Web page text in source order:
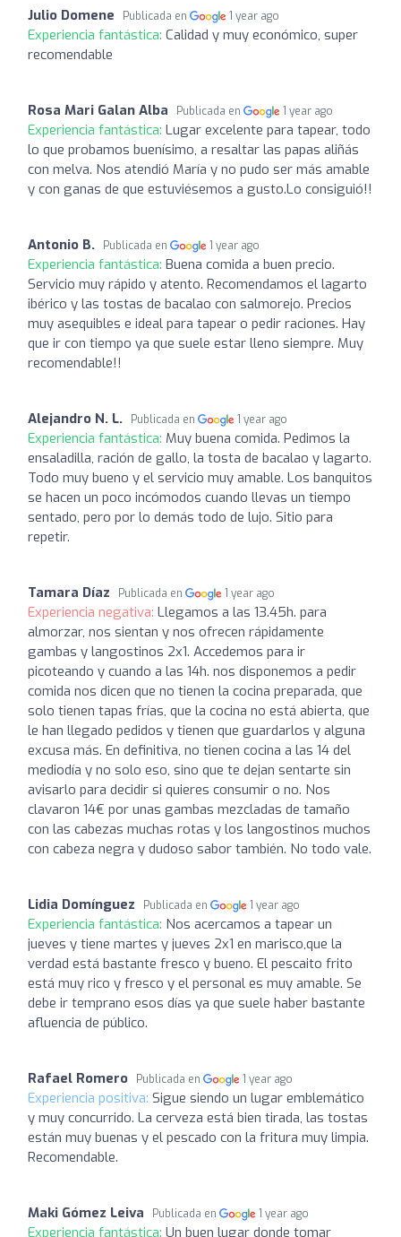
Julio Domene Publicada en 1 year ago
Experiencia fantástica: Calidad y muy económico, super
recomendable
Rosa Mari Galan Alba Publicada en 1 year ago
Experiencia fantástica: Lugar excelente para tapear, todo
lo que probamos buenísimo, a resaltar las papas aliñás
con melva. Nos atendió María y no pudo ser más amable
y con ganas de que estuviésemos a gusto.Lo consiguió!!
Antonio B. Publicada en 1 year ago
Experiencia fantástica: Buena comida a buen precio.
Servicio muy rápido y atento. Recomendamos el lagarto
ibérico y las tostas de bacalao con salmorejo. Precios
muy asequibles e ideal para tapear o pedir raciones. Hay
que ir con tiempo ya que suele estar lleno siempre. Muy
recomendable!!
Alejandro N. L. Publicada en 1 year ago
Experiencia fantástica: Muy buena comida. Pedimos la
ensaladilla, ración de gallo, la tosta de bacalao y lagarto.
Todo muy bueno y el servicio muy amable. Los banquitos
se hacen un poco incómodos cuando llevas un tiempo
sentado, pero por lo demás todo de lujo. Sitio para
repetir.
Tamara Díaz Publicada en 1 year ago
Experiencia negativa: Llegamos a las 13.45h. para
almorzar, nos sientan y nos ofrecen rápidamente
gambas y langostinos 2x1. Accedemos para ir
picoteando y cuando a las 14h. nos disponemos a pedir
comida nos dicen que no tienen la cocina preparada, que
solo tienen tapas frías, que la cocina no está abierta, que
le han llegado pedidos y tienen que guardarlos y alguna
excusa más. En definitiva, no tienen cocina a las 14 del
mediodía y no solo eso, sino que te dejan sentarte sin
avisarlo para decidir si quieres consumir o no. Nos
clavaron 14€ por unas gambas mezcladas de tamaño
con las cabezas muchas rotas y los langostinos muchos
con cabeza negra y dudoso sabor también. No todo vale.
Lidia Domínguez Publicada en 1 year ago
Experiencia fantástica: Nos acercamos a tapear un
jueves y tiene martes y jueves 2x1 en marisco,que la
verdad está bastante fresco y bueno. El pescaito frito
está muy rico y fresco y el personal es muy amable. Se
debe ir temprano esos días ya que suele haber bastante
afluencia de público.
Rafael Romero Publicada en 1 year ago
Experiencia positiva: Sigue siendo un lugar emblemático
y muy concurrido. La cerveza está bien tirada, las tostas
están muy buenas y el pescado con la fritura muy limpia.
Recomendable.
Maki Gómez Leiva Publicada en 1 year ago
Experiencia fantástica: Un buen lugar donde tomar